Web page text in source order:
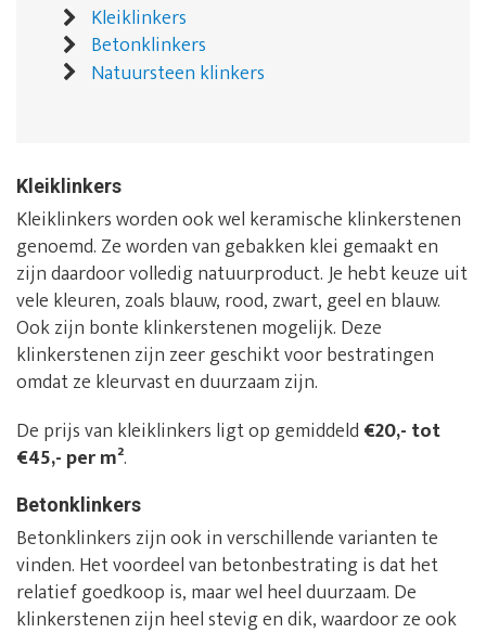
Kleiklinkers
Betonklinkers
Natuursteen klinkers
Kleiklinkers
Kleiklinkers worden ook wel keramische klinkerstenen
genoemd. Ze worden van gebakken klei gemaakt en
zijn daardoor volledig natuurproduct. Je hebt keuze uit
vele kleuren, zoals blauw, rood, zwart, geel en blauw.
Ook zijn bonte klinkerstenen mogelijk. Deze
klinkerstenen zijn zeer geschikt voor bestratingen
omdat ze kleurvast en duurzaam zijn.
De prijs van kleiklinkers ligt op gemiddeld €20,- tot
€45,- per m².
Betonklinkers
Betonklinkers zijn ook in verschillende varianten te
vinden. Het voordeel van betonbestrating is dat het
relatief goedkoop is, maar wel heel duurzaam. De
klinkerstenen zijn heel stevig en dik, waardoor ze ook